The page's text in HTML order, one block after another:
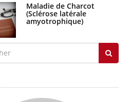
Maladie de Charcot
(Sclérose latérale
amyotrophique)